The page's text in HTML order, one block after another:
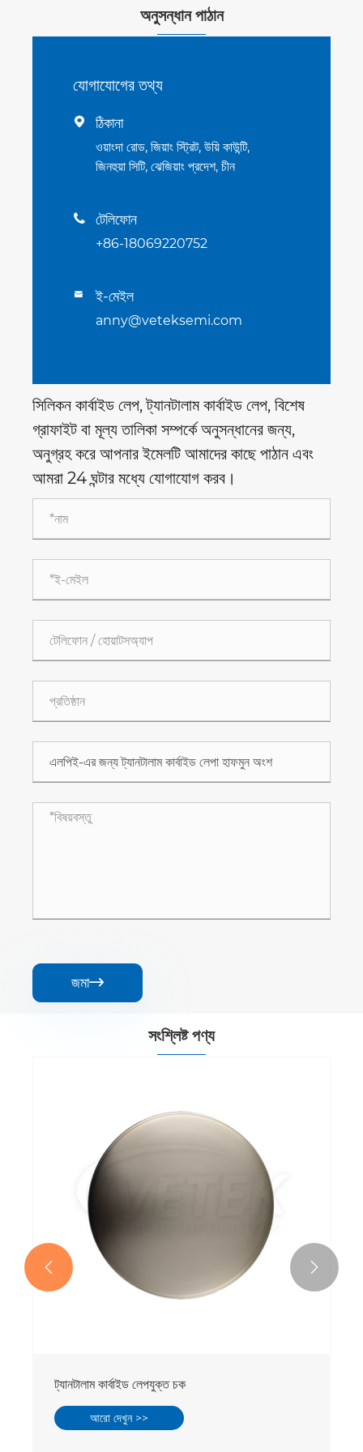
অনুসন্ধান পাঠান
যোগাযোগের তথ্য
 ঠিকানা
ওয়াংদা রোড, জিয়াং স্ট্রিট, উয়ি কাউন্টি,
জিনহুয়া সিটি, ঝেজিয়াং প্রদেশ, চীন
 টেলিফোন
+86-18069220752
 ই-মেইল
anny@veteksemi.com
সিলিকন কার্বাইড লেপ, ট্যানটালাম কার্বাইড লেপ, বিশেষ
গ্রাফাইট বা মূল্য তালিকা সম্পর্কে অনুসন্ধানের জন্য,
অনুগ্রহ করে আপনার ইমেলটি আমাদের কাছে পাঠান এবং
আমরা 24 ঘন্টার মধ্যে যোগাযোগ করব।
জমা
সংশ্লিষ্ট পণ্য
ট্যানটালাম কার্বাইড লেপযুক্ত চক
আরো দেখুন >>
 